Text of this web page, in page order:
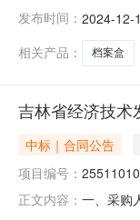
发布时间： 2024-12-
相关产品：
档案盒
吉林省经济技术
中标｜合同公告
项目编号：
正文内容： 一、采购